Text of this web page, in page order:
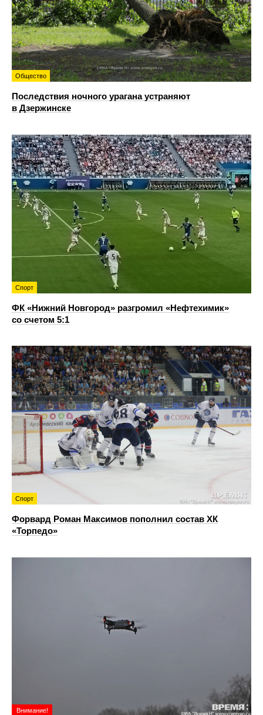
Общество
Последствия ночного урагана устраняют
в Дзержинске
Спорт
ФК «Нижний Новгород» разгромил «Нефтехимик»
со счетом 5:1
Спорт
Форвард Роман Максимов пополнил состав ХК
«Торпедо»
Внимание!